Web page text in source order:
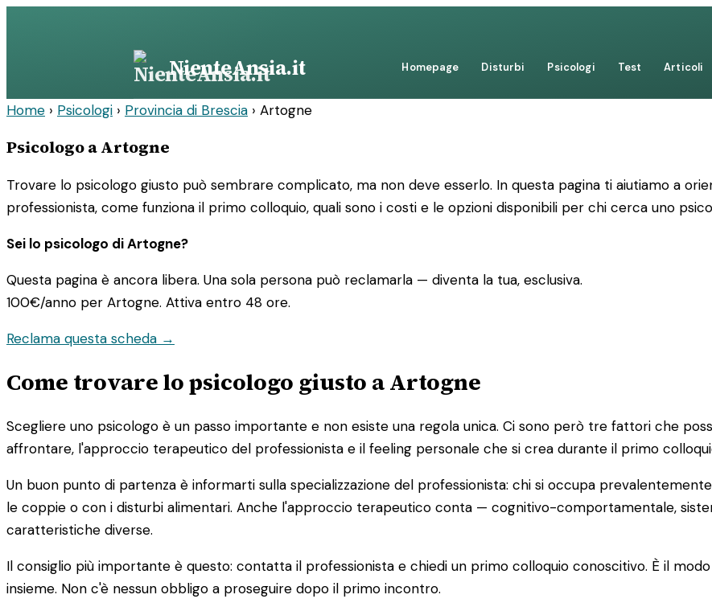
NienteAnsia.it Homepage Disturbi Psicologi Test Articoli
Home › Psicologi › Provincia di Brescia › Artogne
Psicologo a Artogne
Trovare lo psicologo giusto può sembrare complicato, ma non deve esserlo. In questa pagina ti aiutiamo a
professionista, come funziona il primo colloquio, quali sono i costi e le opzioni disponibili per chi cerca uno
Sei lo psicologo di Artogne?
Questa pagina è ancora libera. Una sola persona può reclamarla — diventa la tua, esclusiva.
100€/anno per Artogne. Attiva entro 48 ore.
Reclama questa scheda →
Come trovare lo psicologo giusto a Artogne
Scegliere uno psicologo è un passo importante e non esiste una regola unica. Ci sono però tre fattori che
affrontare, l'approccio terapeutico del professionista e il feeling personale che si crea durante il primo
Un buon punto di partenza è informarti sulla specializzazione del professionista: chi si occupa
le coppie o con i disturbi alimentari. Anche l'approccio terapeutico conta — cognitivo-comportamentale,
caratteristiche diverse.
Il consiglio più importante è questo: contatta il professionista e chiedi un primo colloquio conoscitivo. È il
insieme. Non c'è nessun obbligo a proseguire dopo il primo incontro.